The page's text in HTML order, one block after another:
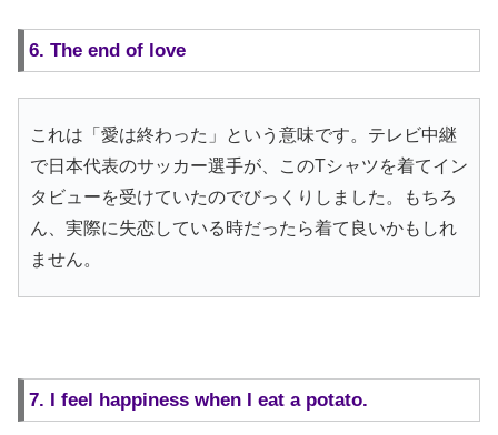
6. The end of love
これは「愛は終わった」という意味です。テレビ中継
で日本代表のサッカー選手が、このTシャツを着てイン
タビューを受けていたのでびっくりしました。もちろ
ん、実際に失恋している時だったら着て良いかもしれ
ません。
7. I feel happiness when I eat a potato.